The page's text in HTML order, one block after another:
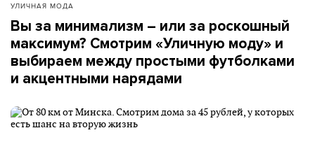
УЛИЧНАЯ МОДА
Вы за минимализм – или за роскошный
максимум? Смотрим «Уличную моду» и
выбираем между простыми футболками
и акцентными нарядами